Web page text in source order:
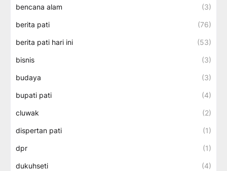
bencana alam (3)
berita pati (76)
berita pati hari ini (53)
bisnis (3)
budaya (3)
bupati pati (4)
cluwak (2)
dispertan pati (1)
dpr (1)
dukuhseti (4)